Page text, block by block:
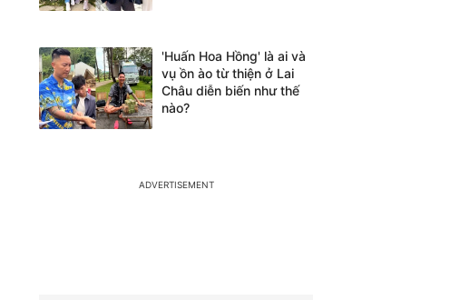
'Huấn Hoa Hồng' là ai và
vụ ồn ào từ thiện ở Lai
Châu diễn biến như thế
nào?